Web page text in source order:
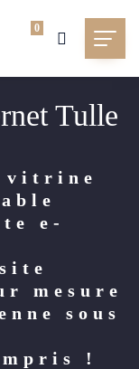
0
Tulle
vitrine
e-
mesure
sous
!